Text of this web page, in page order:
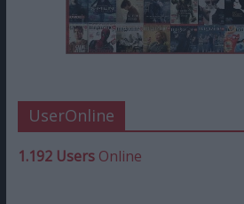
UserOnline
1.192 UsersOnline